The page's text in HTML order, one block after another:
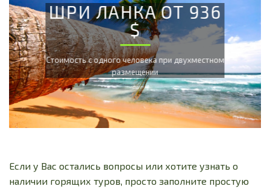
ШРИ ЛАНКА ОТ 936
$
Cтоимость с одного человека при двухместном
размещении
Если у Вас остались вопросы или хотите узнать о
наличии горящих туров, просто заполните простую